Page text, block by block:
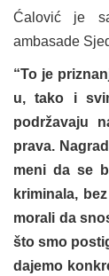
Ćalović je
ambasade
“To je
u, tako i
podržavaju
prava.
meni da se
kriminala,
morali da
što smo
dajemo